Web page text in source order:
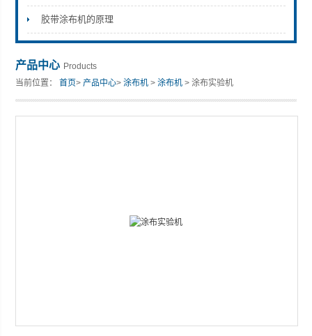
山东安尼麦特仪器有限公司
胶带涂布机的原理
产品中心 Products
当前位置：首页>产品中心>涂布机 >涂布机 > 涂布实验机